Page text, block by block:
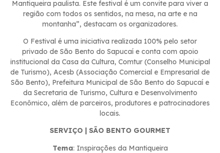
Mantiqueira paulista. Este festival é um convite para viver a
região com todos os sentidos, na mesa, na arte e na
montanha”, destacam os organizadores.
O Festival é uma iniciativa realizada 100% pelo setor
privado de São Bento do Sapucaí e conta com apoio
institucional da Casa da Cultura, Comtur (Conselho Municipal
de Turismo), Acesb (Associação Comercial e Empresarial de
São Bento), Prefeitura Municipal de São Bento do Sapucaí e
da Secretaria de Turismo, Cultura e Desenvolvimento
Econômico, além de parceiros, produtores e patrocinadores
locais.
SERVIÇO | SÃO BENTO GOURMET
Tema: Inspirações da Mantiqueira